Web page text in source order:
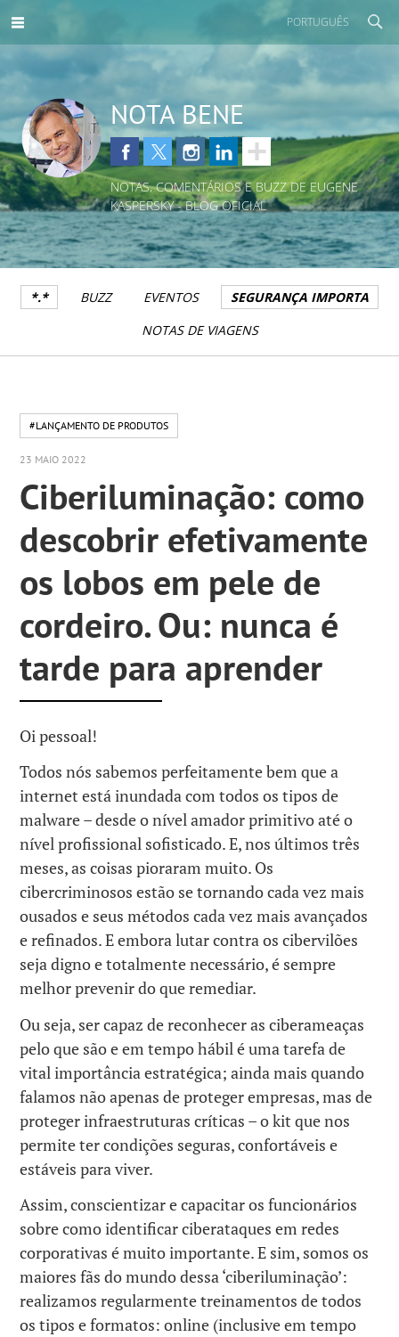
PORTUGUÊS
NOTA BENE
NOTAS, COMENTÁRIOS E BUZZ DE EUGENE
KASPERSKY - BLOG OFICIAL
*.* BUZZ EVENTOS
SEGURANÇA IMPORTA
NOTAS DE VIAGENS
#LANÇAMENTO DE PRODUTOS
23 MAIO 2022
Ciberiluminação: como
descobrir efetivamente
os lobos em pele de
cordeiro. Ou: nunca é
tarde para aprender
Oi pessoal!
Todos nós sabemos perfeitamente bem que a
internet está inundada com todos os tipos de
malware – desde o nível amador primitivo até o
nível profissional sofisticado. E, nos últimos três
meses, as coisas pioraram muito. Os
cibercriminosos estão se tornando cada vez mais
ousados e seus métodos cada vez mais avançados
e refinados. E embora lutar contra os cibervilões
seja digno e totalmente necessário, é sempre
melhor prevenir do que remediar.
Ou seja, ser capaz de reconhecer as ciberameaças
pelo que são e em tempo hábil é uma tarefa de
vital importância estratégica; ainda mais quando
falamos não apenas de proteger empresas, mas de
proteger infraestruturas críticas – o kit que nos
permite ter condições seguras, confortáveis ​​e
estáveis ​​para viver.
Assim, conscientizar e capacitar os funcionários
sobre como identificar ciberataques em redes
corporativas é muito importante. E sim, somos os
maiores fãs do mundo dessa ‘ciberiluminação’:
realizamos regularmente treinamentos de todos
os tipos e formatos: online (inclusive em tempo